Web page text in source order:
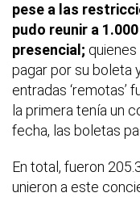
pese a las
pudo reunir a
presencial;
pagar por su boleta
entradas ‘remotas’
la primera tenía un
fecha, las boletas
En total, fueron
unieron a este